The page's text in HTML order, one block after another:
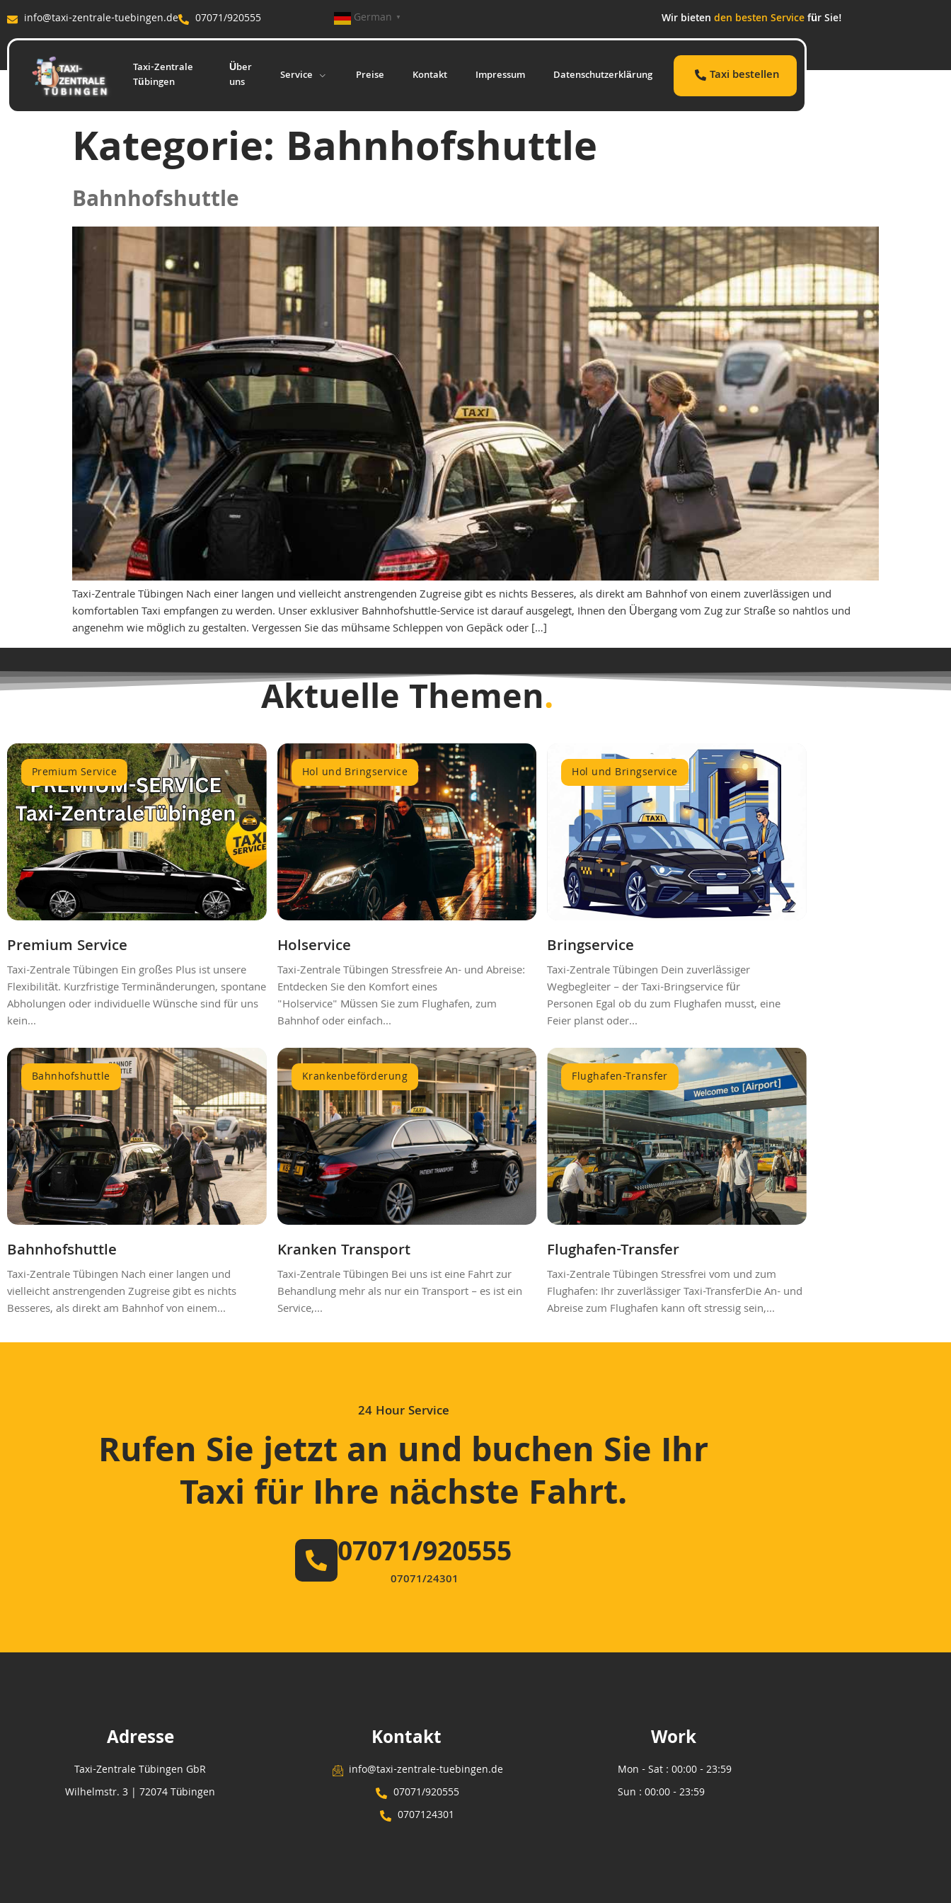
info@taxi-zentrale-tuebingen.de 07071/920555 German ▼ Wir bieten den besten Servicefür Sie!
Taxi-Zentrale
Tübingen
Über
uns
Service Preise Kontakt Impressum Datenschutzerklärung Taxi bestellen
Kategorie: Bahnhofshuttle
Bahnhofshuttle
Taxi-Zentrale Tübingen Nach einer langen und vielleicht anstrengenden Zugreise gibt es nichts Besseres, als direkt am Bahnhof von einem zuverlässigen und
komfortablen Taxi empfangen zu werden. Unser exklusiver Bahnhofshuttle-Service ist darauf ausgelegt, Ihnen den Übergang vom Zug zur Straße so nahtlos und
angenehm wie möglich zu gestalten. Vergessen Sie das mühsame Schleppen von Gepäck oder […]
Aktuelle Themen.
Premium Service
Premium Service
Taxi-Zentrale Tübingen Ein großes Plus ist unsere
Flexibilität. Kurzfristige Terminänderungen, spontane
Abholungen oder individuelle Wünsche sind für uns
kein...
Hol und Bringservice
Holservice
Taxi-Zentrale Tübingen Stressfreie An- und Abreise:
Entdecken Sie den Komfort eines
"Holservice" Müssen Sie zum Flughafen, zum
Bahnhof oder einfach...
Hol und Bringservice
Bringservice
Taxi-Zentrale Tübingen Dein zuverlässiger
Wegbegleiter – der Taxi-Bringservice für
Personen Egal ob du zum Flughafen musst, eine
Feier planst oder...
Bahnhofshuttle
Bahnhofshuttle
Taxi-Zentrale Tübingen Nach einer langen und
vielleicht anstrengenden Zugreise gibt es nichts
Besseres, als direkt am Bahnhof von einem...
Krankenbeförderung
Kranken Transport
Taxi-Zentrale Tübingen Bei uns ist eine Fahrt zur
Behandlung mehr als nur ein Transport – es ist ein
Service,...
Flughafen-Transfer
Flughafen-Transfer
Taxi-Zentrale Tübingen Stressfrei vom und zum
Flughafen: Ihr zuverlässiger Taxi-TransferDie An- und
Abreise zum Flughafen kann oft stressig sein,...
24 Hour Service
Rufen Sie jetzt an und buchen Sie Ihr
Taxi für Ihre nächste Fahrt.
07071/920555
07071/24301
Adresse
Taxi-Zentrale Tübingen GbR
Wilhelmstr. 3 | 72074 Tübingen
Kontakt
info@taxi-zentrale-tuebingen.de
07071/920555
0707124301
Work
Mon - Sat : 00:00 - 23:59
Sun : 00:00 - 23:59